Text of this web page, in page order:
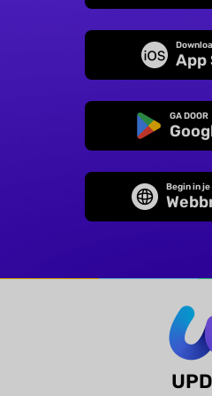
App
GA DOOR
Begin in je